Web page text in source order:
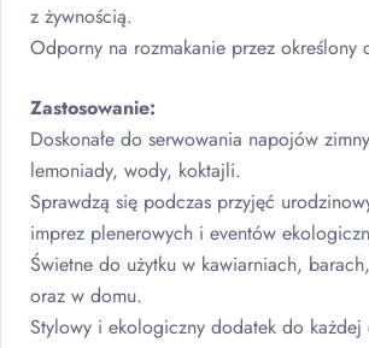
z żywnością.
Odporny na rozmakanie przez określony
Zastosowanie:
Doskonałe do serwowania napojów
lemoniady, wody, koktajli.
Sprawdzą się podczas przyjęć
imprez plenerowych i eventów
Świetne do użytku w kawiarniach,
oraz w domu.
Stylowy i ekologiczny dodatek do każdej